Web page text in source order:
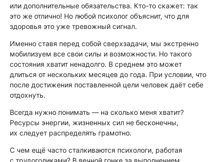
или дополнительные обязательства. Кто-то скажет: так
это же отлично! Но любой психолог объяснит, что для
здоровья это уже тревожный сигнал.
Именно ставя перед собой сверхзадачи, мы экстренно
мобилизуем все свои силы и возможности. Но такого
состояния хватит ненадолго. В среднем это может
длиться от нескольких месяцев до года. При условии, что
после достижения поставленной цели человек даёт себе
отдохнуть.
Всегда нужно понимать — на сколько меня хватит?
Ресурсы энергии, жизненных сил не бесконечны,
их следует распределять грамотно.
С чем ещё часто сталкиваются психологи, работая
с трудоголиками? В вечной гонке за выполнением